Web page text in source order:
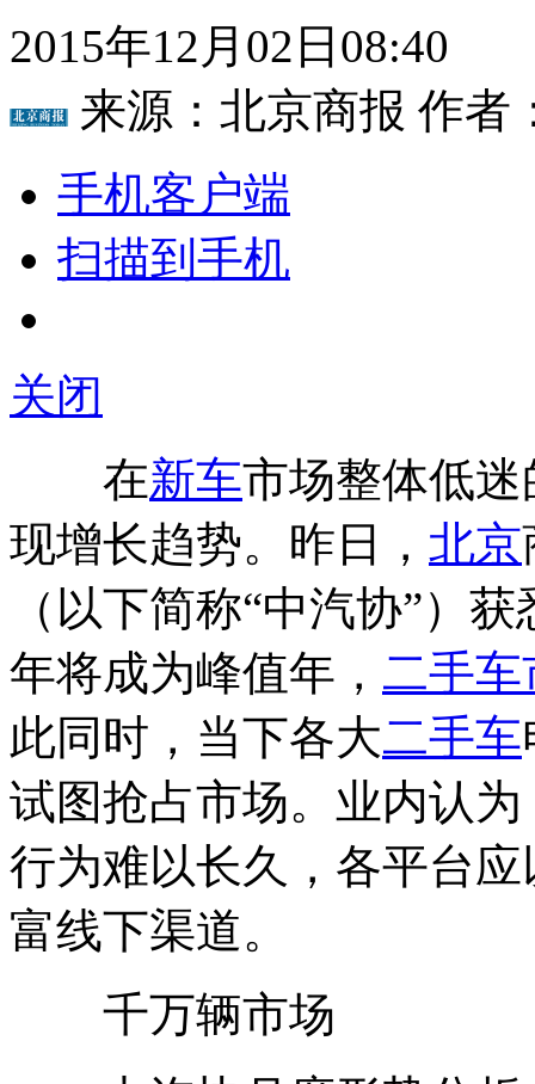
2015年12月02日08:40
来源： 北京商报 作者
手机客户端
扫描到手机
关闭
在新车市场整体低
现增长趋势。昨日， 北京
（以下简称“中汽协”）
年将成为峰值年， 二手车
此同时，当下各大二手车
试图抢占市场。业内认为
行为难以长久，各平台应
富线下渠道。
千万辆市场